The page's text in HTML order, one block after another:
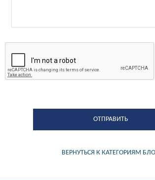
ВЕРНУТЬСЯ К КАТЕГОРИЯМ